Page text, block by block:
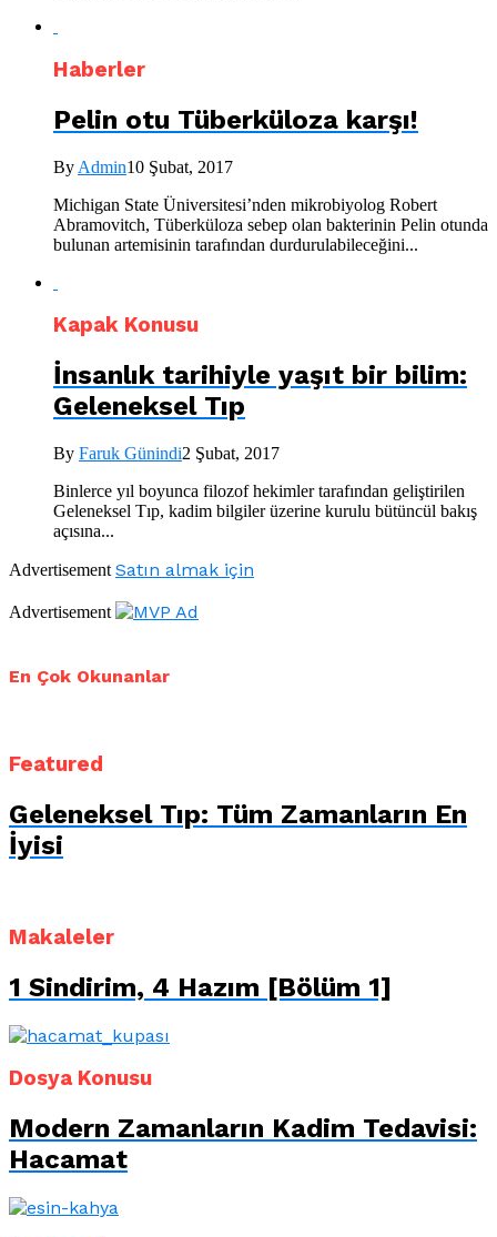
Haberler
Pelin otu Tüberküloza karşı!
By Admin10 Şubat, 2017
Michigan State Üniversitesi’nden mikrobiyolog Robert
Abramovitch, Tüberküloza sebep olan bakterinin Pelin otunda
bulunan artemisinin tarafından durdurulabileceğini...
Kapak Konusu
İnsanlık tarihiyle yaşıt bir bilim:
Geleneksel Tıp
By Faruk Günindi2 Şubat, 2017
Binlerce yıl boyunca filozof hekimler tarafından geliştirilen
Geleneksel Tıp, kadim bilgiler üzerine kurulu bütüncül bakış
açısına...
Advertisement Satın almak için
Advertisement
En Çok Okunanlar
Featured
Geleneksel Tıp: Tüm Zamanların En
İyisi
Makaleler
1 Sindirim, 4 Hazım [Bölüm 1]
Dosya Konusu
Modern Zamanların Kadim Tedavisi:
Hacamat